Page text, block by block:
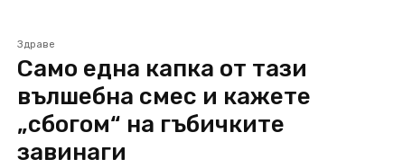
Здраве
Само една капка от тази
вълшебна смес и кажете
„сбогом“ на гъбичките
завинаги